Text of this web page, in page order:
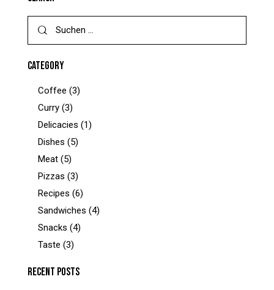
CATEGORY
Coffee (3)
Curry (3)
Delicacies (1)
Dishes (5)
Meat (5)
Pizzas (3)
Recipes (6)
Sandwiches (4)
Snacks (4)
Taste (3)
RECENT POSTS